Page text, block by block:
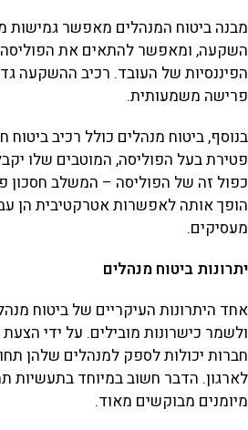
מבנה ביטוח המנהלים מאפשר גמישות
השקעה, ומאפשר להתאים את הפוליסה
הפיננסיות של העובד. רכיב ההשקעה
פרישה משמעותית.
בנוסף, ביטוח מנהלים כולל רכיב
פטירת בעל הפוליסה, המוטבים שלו
כפול זה של הפוליסה – המשלב חסכון
הופך אותה לאפשרות אטרקטיבית הן
מעסיקים.
יתרונות ביטוח מנהלים
אחד היתרונות העיקריים של ביטוח
ולשמר כישרונות מובילים. על ידי
חברות יכולות לספק למנהלים שלהן
לארגון. הדבר חשוב במיוחד בתעשיות
מיומנים מבוקשים מאוד.